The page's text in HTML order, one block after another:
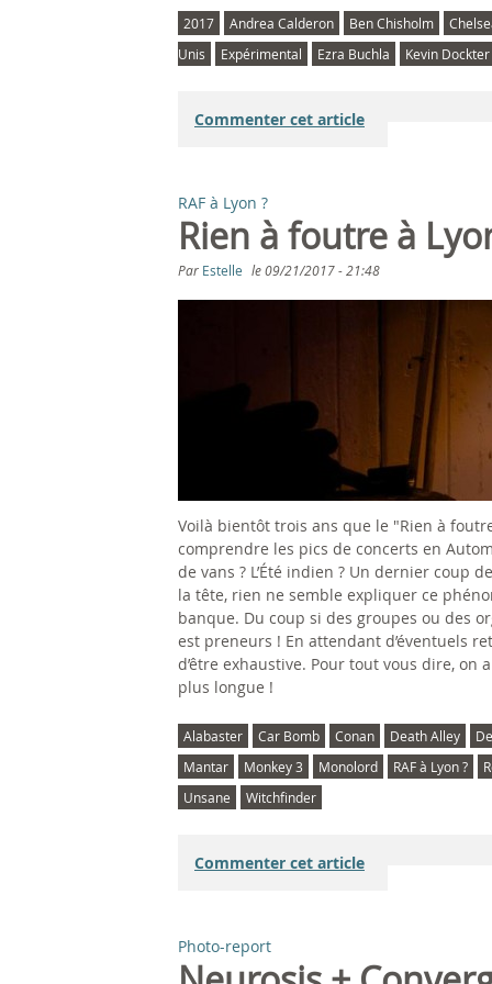
2017 Andrea Calderon Ben Chisholm
Unis
Expérimental Ezra Buchla Kevin Dockter
Commenter cet article
RAF à Lyon ?
Rien à foutre à
Par Estelle le09/21/2017 - 21:48
Voilà bientôt trois ans que le "Rien à
comprendre les pics de concerts en
de vans ? L’Été indien ? Un dernier coup
la tête, rien ne semble expliquer ce
banque. Du coup si des groupes ou des
est preneurs ! En attendant d’éventuels
d’être exhaustive. Pour tout vous dire,
plus longue !
Alabaster Car Bomb Conan Death Alley
Mantar
Monkey 3 Monolord RAF à Lyon ?
Unsane
Witchfinder
Commenter cet article
Photo-report